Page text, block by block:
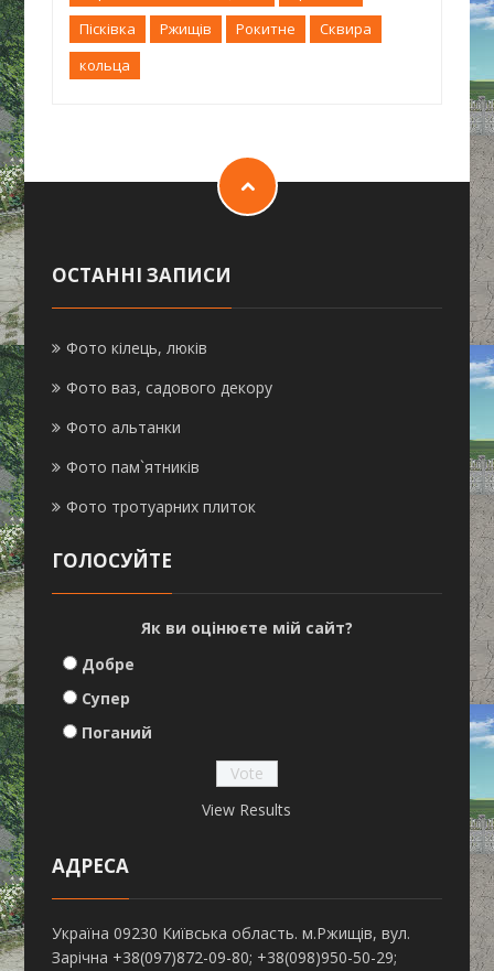
Пісківка
Ржищів Рокитне
Сквира
кольца
ОСТАННІ ЗАПИСИ
Фото кілець, люків
Фото ваз, садового декору
Фото альтанки
Фото пам`ятників
Фото тротуарних плиток
ГОЛОСУЙТЕ
Як ви оцінюєте мій сайт?
Добре
Супер
Поганий
View Results
АДРЕСА
Україна 09230 Київська область. м.Ржищів, вул.
Зарічна +38(097)872-09-80; +38(098)950-50-29;